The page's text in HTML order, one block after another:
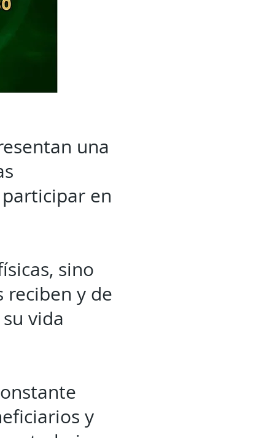
una
en
sino
reciben y de
vida
y